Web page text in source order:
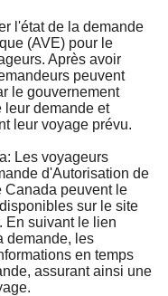
l'état de la demande
(AVE) pour le
Après avoir
peuvent
le gouvernement
leur demande et
leur voyage prévu.
Les voyageurs
d'Autorisation de
Canada peuvent le
sur le site
En suivant le lien
demande, les
en temps
assurant ainsi une